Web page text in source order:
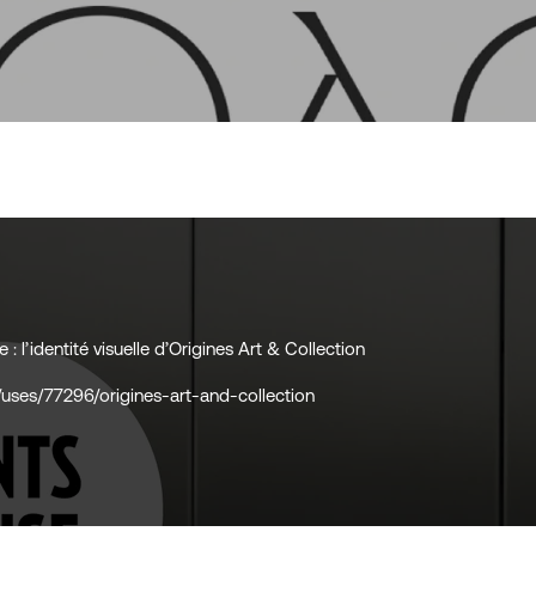
: l’identité visuelle d’Origines Art & Collection
77296/origines-art-and-collection